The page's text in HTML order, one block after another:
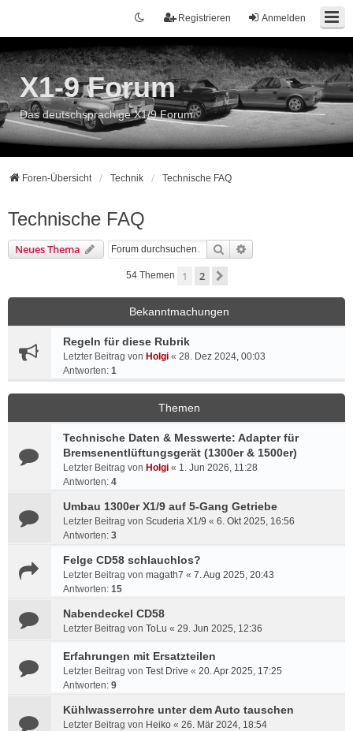
Anmelden
Registrieren
X1-9 Forum
Das deutschsprachige X1/9 Forum
Foren-Übersicht Technik Technische FAQ
Technische FAQ
Neues Thema Suche
54 Themen 1 2
Bekanntmachungen
Regeln für diese Rubrik
Letzter Beitrag von Holgi « 28. Dez 2024, 00:03
Antworten: 1
Themen
Technische Daten & Messwerte: Adapter für
Bremsenentlüftungsgerät (1300er & 1500er)
Letzter Beitrag von Holgi « 1. Jun 2026, 11:28
Antworten: 4
Umbau 1300er X1/9 auf 5-Gang Getriebe
Letzter Beitrag von Scuderia X1/9 « 6. Okt 2025, 16:56
Antworten: 3
Felge CD58 schlauchlos?
Letzter Beitrag von magath7 « 7. Aug 2025, 20:43
Antworten: 15
Nabendeckel CD58
Letzter Beitrag von ToLu « 29. Jun 2025, 12:36
Erfahrungen mit Ersatzteilen
Letzter Beitrag von Test Drive « 20. Apr 2025, 17:25
Antworten: 9
Kühlwasserrohre unter dem Auto tauschen
Letzter Beitrag von Heiko « 26. Mär 2024, 18:54